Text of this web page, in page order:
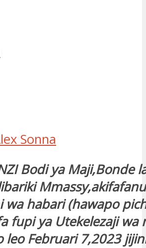
Sonna
Bodi ya Maji,Bonde
wa habari (hawapo
fupi ya Utekelezaji wa
leo Februari 7,2023